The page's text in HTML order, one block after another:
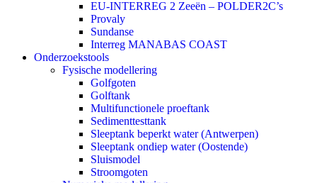
EU-INTERREG 2 Zeeën – POLDER2C’s
Provaly
Sundanse
Interreg MANABAS COAST
Onderzoekstools
Fysische modellering
Golfgoten
Golftank
Multifunctionele proeftank
Sedimenttesttank
Sleeptank beperkt water (Antwerpen)
Sleeptank ondiep water (Oostende)
Sluismodel
Stroomgoten